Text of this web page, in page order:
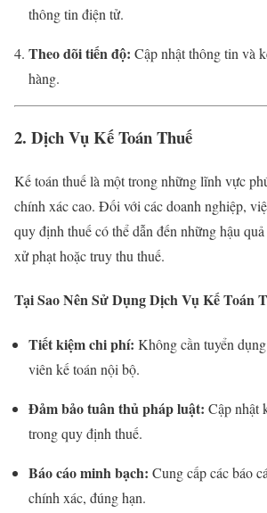
thông tin điện tử.
Theo dõi tiến độ: Cập nhật thông tin và
hàng.
2. Dịch Vụ Kế Toán Thuế
Kế toán thuế là một trong những lĩnh vực
chính xác cao. Đối với các doanh nghiệp,
quy định thuế có thể dẫn đến những hậu
xử phạt hoặc truy thu thuế.
Tại Sao Nên Sử Dụng Dịch Vụ Kế Toán
Tiết kiệm chi phí: Không cần tuyển
viên kế toán nội bộ.
Đảm bảo tuân thủ pháp luật: Cập nhật
trong quy định thuế.
Báo cáo minh bạch: Cung cấp các báo
chính xác, đúng hạn.